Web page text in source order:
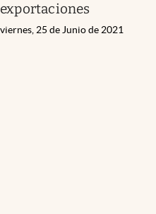
exportaciones
viernes, 25 de Junio de 2021